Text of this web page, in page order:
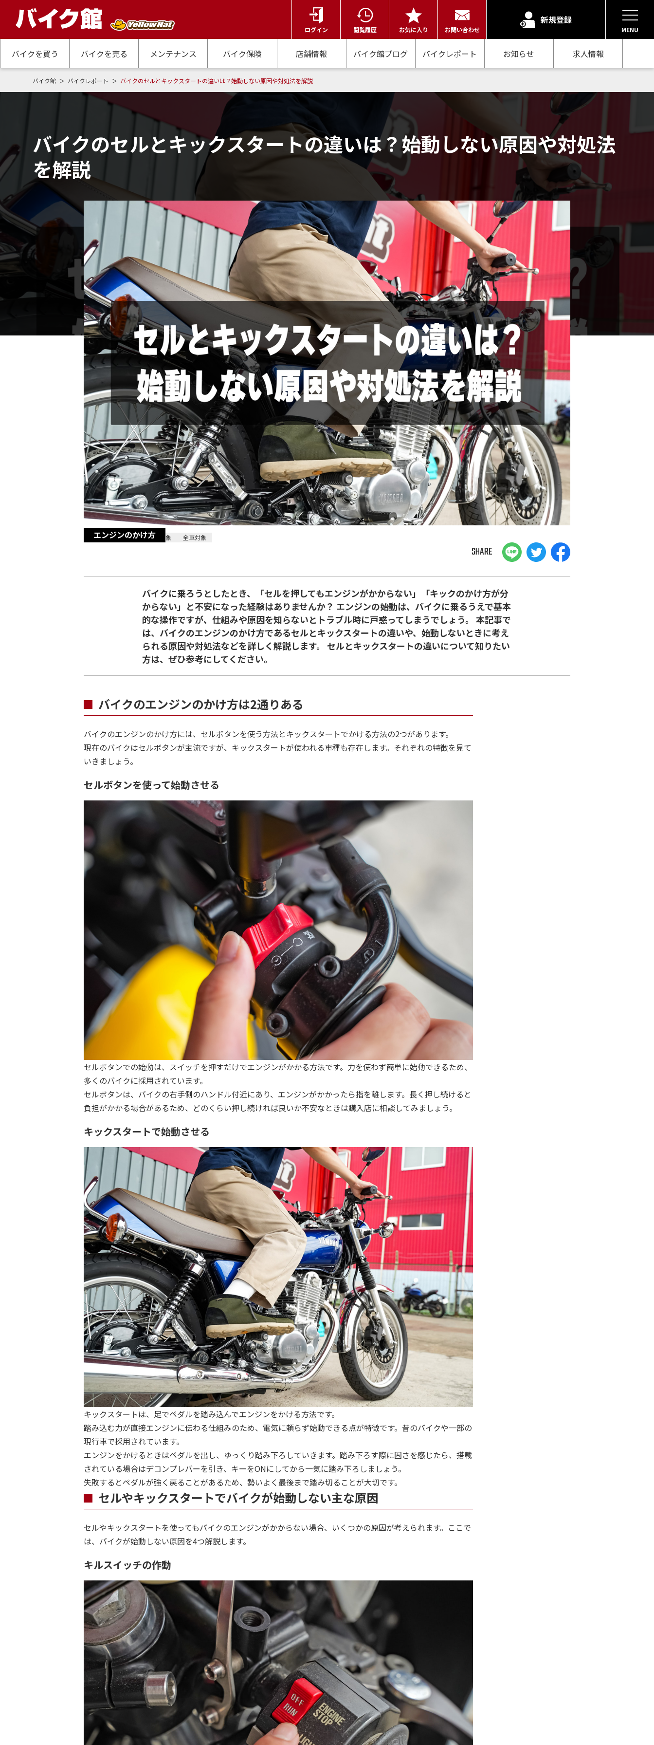
ログイン 閲覧履歴 お気に入り お問い合わせ
新規登録
MENU
バイクを買う バイクを売る メンテナンス バイク保険 店舗情報 バイク館ブログ バイクレポート お知らせ 求人情報
バイク館 バイクレポート バイクのセルとキックスタートの違いは？始動しない原因や対処法を解説
バイクのセルとキックスタートの違いは？始動しない原因や対処法
を解説
エンジンのかけ方
2026/02/05 全メーカー対象 全車対象
SHARE
バイクに乗ろうとしたとき、「セルを押してもエンジンがかからない」「キックのかけ方が分
からない」と不安になった経験はありませんか？ エンジンの始動は、バイクに乗るうえで基本
的な操作ですが、仕組みや原因を知らないとトラブル時に戸惑ってしまうでしょう。 本記事で
は、バイクのエンジンのかけ方であるセルとキックスタートの違いや、始動しないときに考え
られる原因や対処法などを詳しく解説します。 セルとキックスタートの違いについて知りたい
方は、ぜひ参考にしてください。
バイクのエンジンのかけ方は2通りある
バイクのエンジンのかけ方には、セルボタンを使う方法とキックスタートでかける方法の2つがあります。
現在のバイクはセルボタンが主流ですが、キックスタートが使われる車種も存在します。それぞれの特徴を見て
いきましょう。
セルボタンを使って始動させる
セルボタンでの始動は、スイッチを押すだけでエンジンがかかる方法です。力を使わず簡単に始動できるため、
多くのバイクに採用されています。
セルボタンは、バイクの右手側のハンドル付近にあり、エンジンがかかったら指を離します。長く押し続けると
負担がかかる場合があるため、どのくらい押し続ければ良いか不安なときは購入店に相談してみましょう。
キックスタートで始動させる
キックスタートは、足でペダルを踏み込んでエンジンをかける方法です。
踏み込む力が直接エンジンに伝わる仕組みのため、電気に頼らず始動できる点が特徴です。昔のバイクや一部の
現行車で採用されています。
エンジンをかけるときはペダルを出し、ゆっくり踏み下ろしていきます。踏み下ろす際に固さを感じたら、搭載
されている場合はデコンプレバーを引き、キーをONにしてから一気に踏み下ろしましょう。
失敗するとペダルが強く戻ることがあるため、勢いよく最後まで踏み切ることが大切です。
セルやキックスタートでバイクが始動しない主な原因
セルやキックスタートを使ってもバイクのエンジンがかからない場合、いくつかの原因が考えられます。ここで
は、バイクが始動しない原因を4つ解説します。
キルスイッチの作動